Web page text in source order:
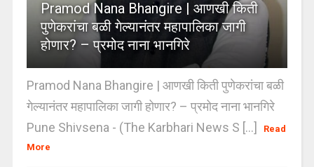
Pramod Nana Bhangire | आणखी किती
पुणेकरांचा बळी गेल्यानंतर महापालिका जागी
होणार? – प्रमोद नाना भानगिरे
Pramod Nana Bhangire | आणखी किती पुणेकरांचा बळी
गेल्यानंतर महापालिका जागी होणार? – प्रमोद नाना भानगिरे
Pune Shivsena - (The Karbhari News S [...]
Read
More